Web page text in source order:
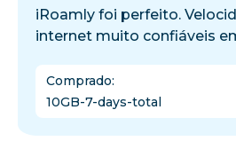
iRoamly foi perfeito.
internet muito confiáveis
Comprado:
10GB-7-days-total